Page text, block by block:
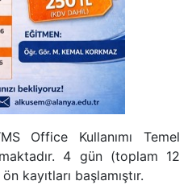
Office Kullanımı Temel
4 gün (toplam 12
kayıtları başlamıştır.